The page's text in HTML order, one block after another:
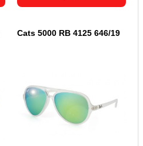
Cats 5000 RB 4125 646/19